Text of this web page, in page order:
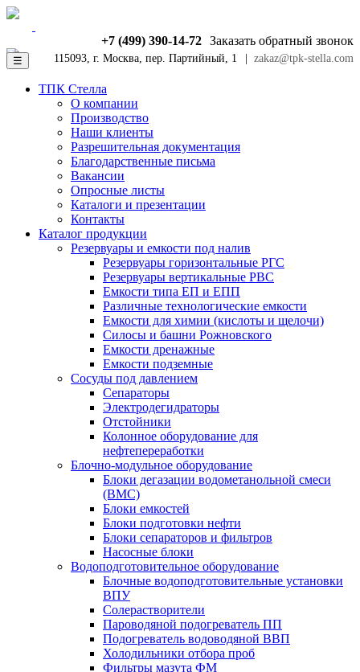
Заказать обратный звонок
+7 (499) 390-14-72
zakaz@tpk-stella.com
115093, г. Москва, пер. Партийный, 1
☰
ТПК Стелла
О компании
Производство
Наши клиенты
Разрешительная документация
Благодарственные письма
Вакансии
Опросные листы
Каталоги и презентации
Контакты
Каталог продукции
Резервуары и емкости под налив
Резервуары горизонтальные РГС
Резервуары вертикальные РВС
Емкости типа ЕП и ЕПП
Различные технологические емкости
Емкости для химии (кислоты и щелочи)
Силосы и башни Рожновского
Емкости дренажные
Емкости подземные
Сосуды под давлением
Сепараторы
Электродегидраторы
Отстойники
Колонное оборудование для
нефтепереработки
Блочно-модульное оборудование
Блоки дегазации водометанольной смеси
(BMC)
Блоки емкостей
Блоки подготовки нефти
Блоки сепараторов и фильтров
Насосные блоки
Водоподготовительное оборудование
Блочные водоподготовительные установки
ВПУ
Солерастворители
Пароводяной подогреватель ПП
Подогреватель водоводяной ВВП
Холодильники отбора проб
Фильтры мазута ФМ